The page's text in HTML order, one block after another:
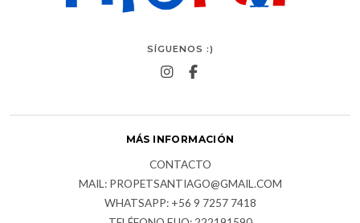
SÍGUENOS :)
MÁS INFORMACIÓN
CONTACTO
MAIL: PROPETSANTIAGO@GMAIL.COM
WHATSAPP: +56 9 7257 7418